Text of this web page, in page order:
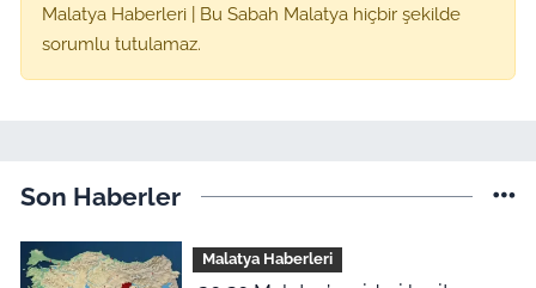
Malatya Haberleri | Bu Sabah Malatya hiçbir şekilde
sorumlu tutulamaz.
Son Haberler
Malatya Haberleri